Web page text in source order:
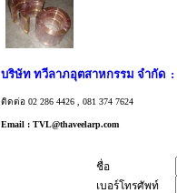
บริษัท ทวีลาภอุตสาหกรรม จำกัด
ติดต่อ 02 286 4426 , 081 374 7624
Email : TVL@thaveelarp.com
ชื่อ
เบอร์โทรศัพท์